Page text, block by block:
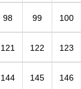
98 99 100
121 122 123
144 145 146